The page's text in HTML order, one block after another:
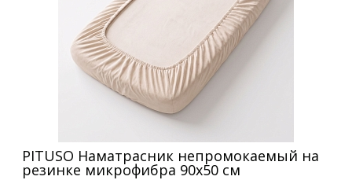
PITUSO Наматрасник непромокаемый на
резинке микрофибра 90х50 см